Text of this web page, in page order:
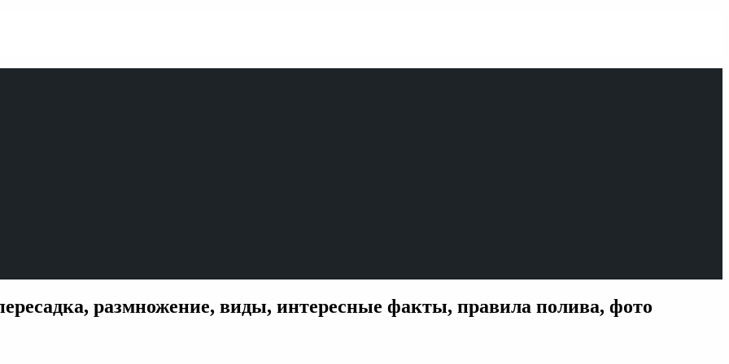
размножение, виды, интересные факты, правила полива, фото